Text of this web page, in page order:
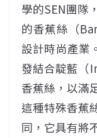
學的SEN團隊
的香蕉絲（
設計時尚產業
發結合靛藍（
香蕉絲，以滿
這種特殊香蕉
同，它具有將